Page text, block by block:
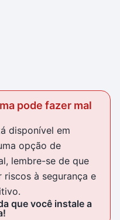
pode fazer mal
disponível em
opção de
lembre-se de que
à segurança e
que você instale a